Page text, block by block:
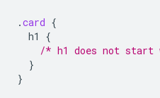
.card {
h1
{
/* h1 does not start
}
}